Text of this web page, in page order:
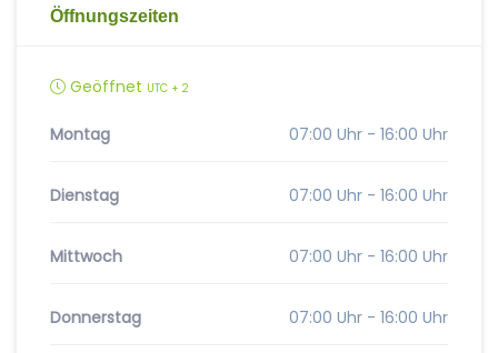
Öffnungszeiten
Geöffnet UTC + 2
Montag 07:00 Uhr - 16:00 Uhr
Dienstag 07:00 Uhr - 16:00 Uhr
Mittwoch 07:00 Uhr - 16:00 Uhr
Donnerstag 07:00 Uhr - 16:00 Uhr